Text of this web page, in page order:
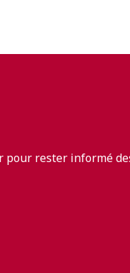
pour rester informé